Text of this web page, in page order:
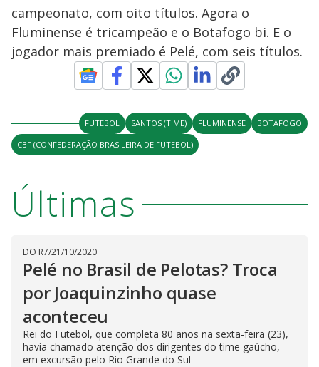
y
V
i
d
e
o
M
u
campeonato, com oito títulos. Agora o
Fluminense é tricampeão e o Botafogo bi. E o
jogador mais premiado é Pelé, com seis títulos.
FUTEBOL SANTOS (TIME) FLUMINENSE
BOTAFOGO
CBF (CONFEDERAÇÃO BRASILEIRA DE FUTEBOL)
Últimas
DO R7/21/10/2020
Pelé no Brasil de Pelotas? Troca
por Joaquinzinho quase
aconteceu
Rei do Futebol, que completa 80 anos na sexta-feira (23),
havia chamado atenção dos dirigentes do time gaúcho,
em excursão pelo Rio Grande do Sul